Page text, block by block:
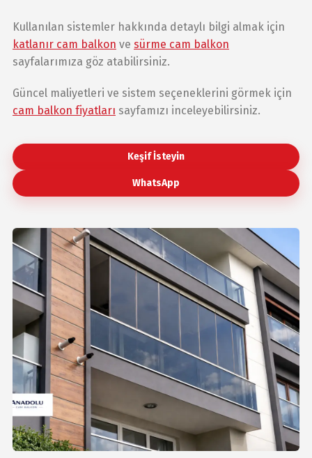
Kullanılan sistemler hakkında detaylı bilgi almak için
katlanır cam balkon ve sürme cam balkon
sayfalarımıza göz atabilirsiniz.
Güncel maliyetleri ve sistem seçeneklerini görmek için
cam balkon fiyatları sayfamızı inceleyebilirsiniz.
Keşif İsteyin
WhatsApp